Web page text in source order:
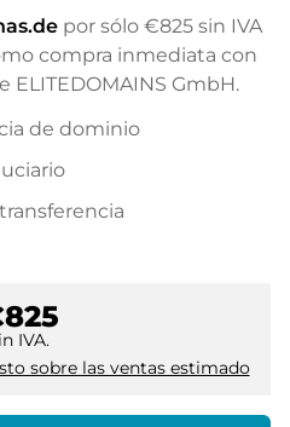
por sólo €825 sin IVA
compra inmediata con
ELITEDOMAINS GmbH.
de dominio
IVA.
sobre las ventas estimado